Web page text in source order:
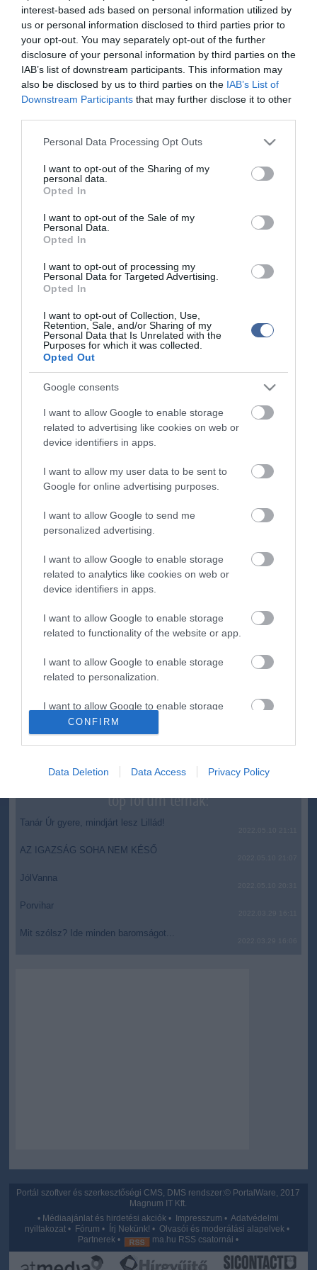
interest-based ads based on personal information utilized by
us or personal information disclosed to third parties prior to
your opt-out. You may separately opt-out of the further
disclosure of your personal information by third parties on the
IAB’s list of downstream participants. This information may
also be disclosed by us to third parties on the IAB’s List of
Downstream Participants that may further disclose it to other
Please note that this website/app uses one or more Google
not limited to your visit or usage behaviour. You may click to
grant or deny consent to Google and its third-party tags to
use your data for below specified purposes in below Google
consent section.
Personal Data Processing Opt Outs
I want to opt-out of the Sharing of my
personal data.
Opted In
I want to opt-out of the Sale of my
Personal Data.
Opted In
I want to opt-out of processing my
Personal Data for Targeted Advertising.
Opted In
I want to opt-out of Collection, Use,
Retention, Sale, and/or Sharing of my
Personal Data that Is Unrelated with the
Purposes for which it was collected.
Opted Out
Google consents
I want to allow Google to enable storage
related to advertising like cookies on web or
device identifiers in apps.
I want to allow my user data to be sent to
Google for online advertising purposes.
I want to allow Google to send me
personalized advertising.
I want to allow Google to enable storage
related to analytics like cookies on web or
device identifiers in apps.
I want to allow Google to enable storage
related to functionality of the website or app.
I want to allow Google to enable storage
related to personalization.
I want to allow Google to enable storage
related to security, including authentication
functionality and fraud prevention, and other
CONFIRM
Data Deletion Data Access Privacy Policy
alkalommal indult el nemzetközi kupában és rögtön a legjobb négy
közé jutott. Köszönettel tartozok a városnak, a vezetőségnek és
természetesen a játékosaimnak. Büszkék vagyunk, hogy a
cívisvárosnak és az országnak egyre nagyobb hírnevet szerzünk,
immár nemzetközileg is."
Újrajátsszák a Szentes-FTC férfi vízilabdabajnoki meccset
Legyőzte az olaszokat a férfi vízilabda-válogatott, Kemény
elbúcsúzott
network nézeteit tükrözik. A szerkesztőség mindössze a hírek
publikációjával foglalkozik, a kommenteket nem tudja befolyásolni
- azok az olvasók személyes véleményét tartalmazzák.
Kérjük, kulturáltan, mások személyiségi jogainak és jó hírnevének
tiszteletben tartásával kommenteljenek!
ma.hu legfrissebb hírei:
Saját életét is kockára tette a magyar erdész, hogy
Második világháborús MG-42 géppuskát emeltek ki a
Dunából - a rendőrség lefoglalta
A Miniszterelnökség felmondta a Lounge Eventtel kötött
Megérkezett az eső a Duna vízgyűjtőjére
ingatlanmaffia ügyében
Vizes Eb - Megvan az első magyar arany, a nyíltvízi úszó
top cikkek:
top fórum témák:
Tanár Úr gyere, mindjárt lesz Lillád!
AZ IGAZSÁG SOHA NEM KÉSŐ
JólVanna
Porvihar
Mit szólsz? Ide minden baromságot...
Portál szoftver és szerkesztőségi CMS, DMS rendszer:© PortalWare, 2017
Magnum IT Kft.
• Médiaajánlat és hirdetési akciók • Impresszum •Adatvédelmi
nyiltakozat • Fórum • Írj Nekünk! •Olvasói és moderálási alapelvek •
Partnerek • ma.hu RSS csatornái •